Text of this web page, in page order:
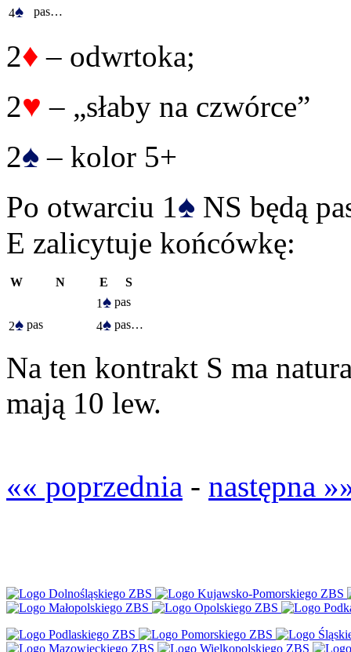
4♠ pas…
2♦ – odwrtoka;
2♥ – „słaby na czwórce”
2♠ – kolor 5+
Po otwarciu 1♠ NS będą
E zalicytuje końcówkę:
W N E
S
1♠ pas
2♠ pas 4♠ pas…
Na ten kontrakt S ma
mają 10 lew.
«« poprzednia - następna